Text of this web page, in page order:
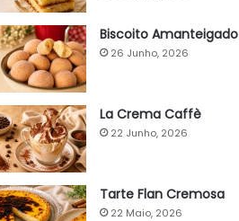
Biscoito Amanteigado
26 Junho, 2026
La Crema Caffè
22 Junho, 2026
Tarte Flan Cremosa
22 Maio, 2026